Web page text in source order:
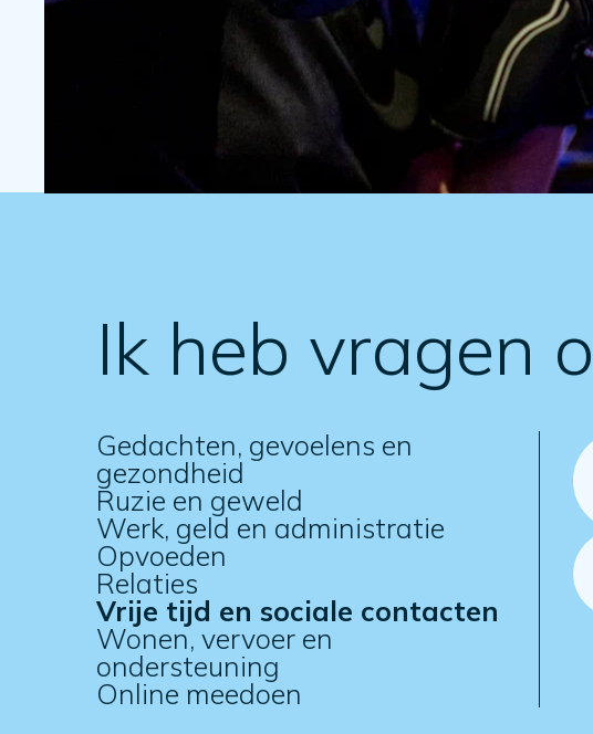
Ik heb vragen
Gedachten, gevoelens en
gezondheid
Ruzie en geweld
Werk, geld en administratie
Opvoeden
Relaties
Vrije tijd en sociale contacten
Wonen, vervoer en
ondersteuning
Online meedoen